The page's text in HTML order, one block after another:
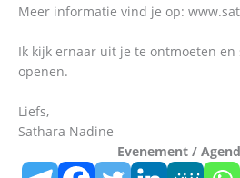
Meer informatie vind je op:
Ik kijk ernaar uit je te ontmoeten en
openen.
Liefs,
Sathara Nadine
Evenement /